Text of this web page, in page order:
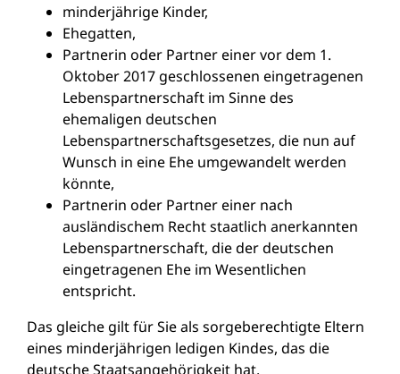
minderjährige Kinder,
Ehegatten,
Partnerin oder Partner einer vor dem 1.
Oktober 2017 geschlossenen eingetragenen
Lebenspartnerschaft im Sinne des
ehemaligen deutschen
Lebenspartnerschaftsgesetzes, die nun auf
Wunsch in eine Ehe umgewandelt werden
könnte,
Partnerin oder Partner einer nach
ausländischem Recht staatlich anerkannten
Lebenspartnerschaft, die der deutschen
eingetragenen Ehe im Wesentlichen
entspricht.
Das gleiche gilt für Sie als sorgeberechtigte Eltern
eines minderjährigen ledigen Kindes, das die
deutsche Staatsangehörigkeit hat.